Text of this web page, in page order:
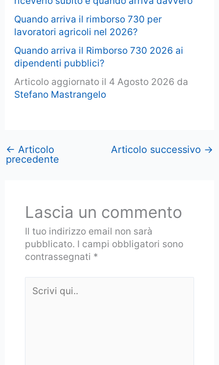
Quando arriva il rimborso 730 per
lavoratori agricoli nel 2026?
Quando arriva il Rimborso 730 2026 ai
dipendenti pubblici?
Articolo aggiornato il 4 Agosto 2026 da
Stefano Mastrangelo
← Articolo
precedente
Articolo successivo →
Lascia un commento
Il tuo indirizzo email non sarà
pubblicato. I campi obbligatori sono
contrassegnati *
qui..